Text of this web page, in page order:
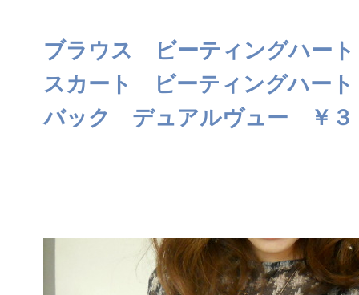
ブラウス ビーティングハー
スカート ビーティングハー
バック デュアルヴュー ￥３